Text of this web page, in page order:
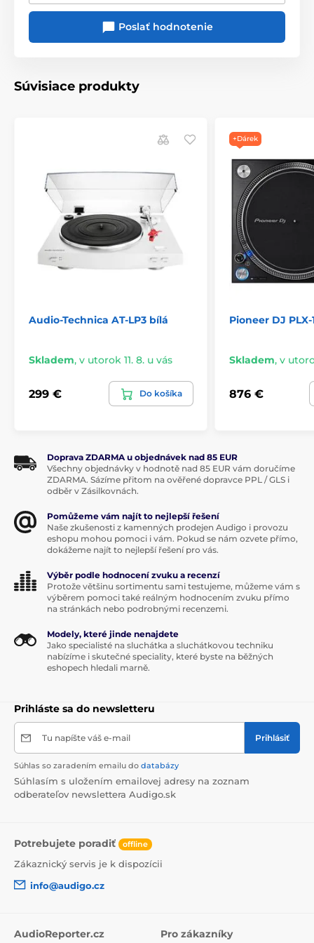
přenosková hlava AT-HS4
přenoska AT-VM95E
gumová podložka na talíř
Řemínkový náhon, manuální ovládání
Motor DC servo s aktivní stabilizací rychlosti
Kolísání otáček: <0.15% (WTD) @ 3 kHz (JIS)
Rychlosti 33/45 RPM
Hliníkový unašeč
Rozsah pro anti-skate: 0 až 3 g
Rozměry: 420.0 x 356.0 x 126 mm
Hmotnost: 5,6 kg
Typ hrotu pro výměnu: AT-VMN95E
Výstupy:
PHONO - 4 mV / 1 kHz, 5 cm/sec, zisk 35 dB
Poslať hodnotenie
Súvisiace produkty
Audio-Technica AT-LP3 bílá
Skladem, v utorok 11. 8. u vás
299 € Do košíka
+Dárek
Pioneer DJ
Skladem, v
876 €
Doprava ZDARMA u objednávek nad 85 EUR
Všechny objednávky v hodnotě nad 85 EUR vám doručíme
ZDARMA. Sázíme přitom na ověřené dopravce PPL / GLS i
odběr v Zásilkovnách.
Pomůžeme vám najít to nejlepší řešení
Naše zkušenosti z kamenných prodejen Audigo i provozu
eshopu mohou pomoci i vám. Pokud se nám ozvete přímo,
dokážeme najít to nejlepší řešení pro vás.
Výběr podle hodnocení zvuku a recenzí
Protože většinu sortimentu sami testujeme, můžeme vám s
výběrem pomoci také reálným hodnocením zvuku přímo
na stránkách nebo podrobnými recenzemi.
Modely, které jinde nenajdete
Jako specialisté na sluchátka a sluchátkovou techniku
nabízíme i skutečné speciality, které byste na běžných
eshopech hledali marně.
Prihláste sa do newsletteru
Tu napíšte váš e-mail Prihlásiť
Súhlas so zaradením emailu do databázy
Súhlasím s uložením emailovej adresy na zoznam
odberateľov newslettera Audigo.sk
Potrebujete poradiť offline
Zákaznický servis je k dispozícii
info@audigo.cz
AudioReporter.cz Pro zákazníky